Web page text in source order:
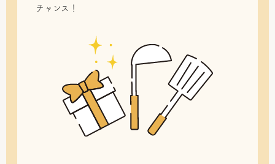
チャンス！